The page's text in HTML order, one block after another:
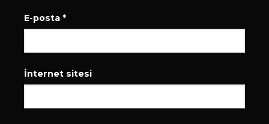
E-posta *
İnternet sitesi